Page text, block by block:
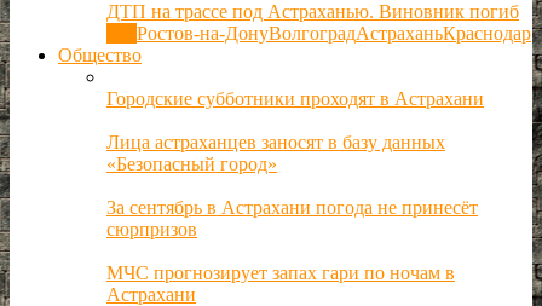
ДТП на трассе под Астраханью. Виновник погиб
Ростов-на-ДонуВолгоградАстраханьКраснодар
Общество
Городские субботники проходят в Астрахани
Лица астраханцев заносят в базу данных
«Безопасный город»
За сентябрь в Астрахани погода не принесёт
сюрпризов
МЧС прогнозирует запах гари по ночам в
Астрахани